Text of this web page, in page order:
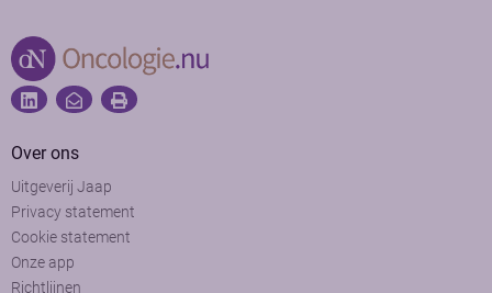
Over ons
Uitgeverij Jaap
Privacy statement
Cookie statement
Onze app
Richtlijnen